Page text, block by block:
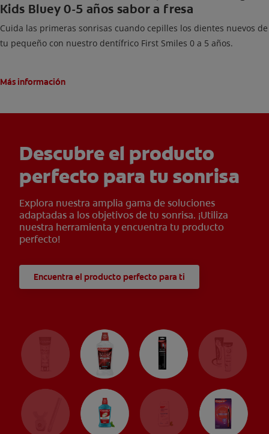
Kids Bluey 0-5 años sabor a fresa
Cuida las primeras sonrisas cuando cepilles los dientes nuevos de
tu pequeño con nuestro dentífrico First Smiles 0 a 5 años.
Más información
Descubre el producto
perfecto para tu sonrisa
Explora nuestra amplia gama de soluciones
adaptadas a los objetivos de tu sonrisa. ¡Utiliza
nuestra herramienta y encuentra tu producto
perfecto!
Encuentra el producto perfecto para ti